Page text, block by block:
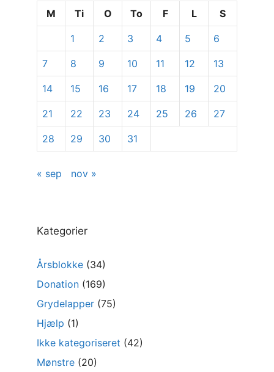
specifikke
M
Ti O To F L S
1 2 3 4 5 6
7 8 9 10 11 12 13
14 15 16 17 18 19 20
21 22 23 24 25 26 27
28 29 30 31
« sep nov »
Kategorier
Årsblokke (34)
Donation (169)
Grydelapper (75)
Hjælp (1)
Ikke kategoriseret (42)
Mønstre (20)